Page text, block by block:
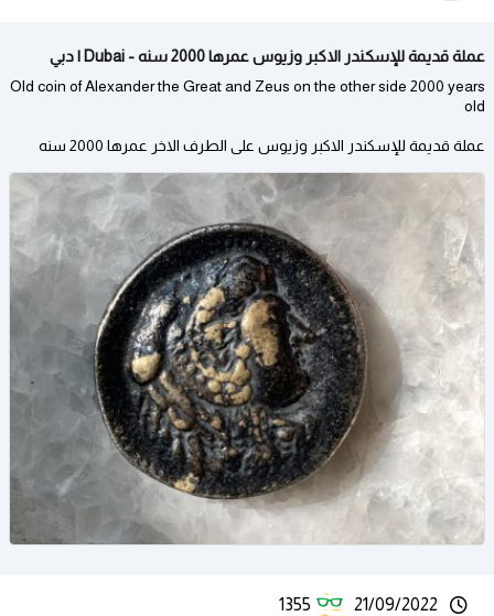
عملة قديمة للإسكندر الاكبر وزيوس عمرها 2000 سنه - Dubai | دبي
Old coin of Alexander the Great and Zeus on the other side 2000 years
old
عملة قديمة للإسكندر الاكبر وزيوس على الطرف الاخر عمرها 2000 سنه
21/09/2022
1355